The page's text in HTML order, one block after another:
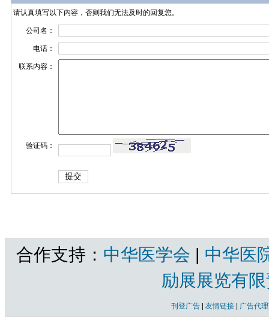
请认真填写以下内容，否则我们无法及时的回复您。
公司名：
电话：
联系内容：
验证码：
合作支持： 中华医学会 | 中华医
励展展览有
刊登广告 友情链接 广告代